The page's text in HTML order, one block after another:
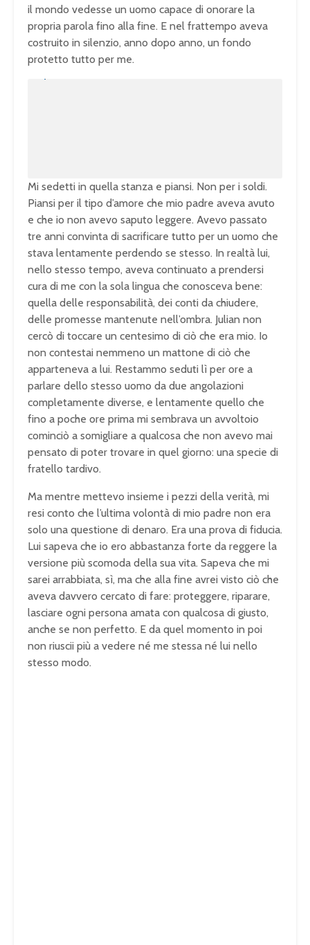
il mondo vedesse un uomo capace di onorare la
propria parola fino alla fine. E nel frattempo aveva
costruito in silenzio, anno dopo anno, un fondo
protetto tutto per me.
Mi sedetti in quella stanza e piansi. Non per i soldi.
Piansi per il tipo d’amore che mio padre aveva avuto
e che io non avevo saputo leggere. Avevo passato
tre anni convinta di sacrificare tutto per un uomo che
stava lentamente perdendo se stesso. In realtà lui,
nello stesso tempo, aveva continuato a prendersi
cura di me con la sola lingua che conosceva bene:
quella delle responsabilità, dei conti da chiudere,
delle promesse mantenute nell’ombra. Julian non
cercò di toccare un centesimo di ciò che era mio. Io
non contestai nemmeno un mattone di ciò che
apparteneva a lui. Restammo seduti lì per ore a
parlare dello stesso uomo da due angolazioni
completamente diverse, e lentamente quello che
fino a poche ore prima mi sembrava un avvoltoio
cominciò a somigliare a qualcosa che non avevo mai
pensato di poter trovare in quel giorno: una specie di
fratello tardivo.
Ma mentre mettevo insieme i pezzi della verità, mi
resi conto che l’ultima volontà di mio padre non era
solo una questione di denaro. Era una prova di fiducia.
Lui sapeva che io ero abbastanza forte da reggere la
versione più scomoda della sua vita. Sapeva che mi
sarei arrabbiata, sì, ma che alla fine avrei visto ciò che
aveva davvero cercato di fare: proteggere, riparare,
lasciare ogni persona amata con qualcosa di giusto,
anche se non perfetto. E da quel momento in poi
non riuscii più a vedere né me stessa né lui nello
stesso modo.